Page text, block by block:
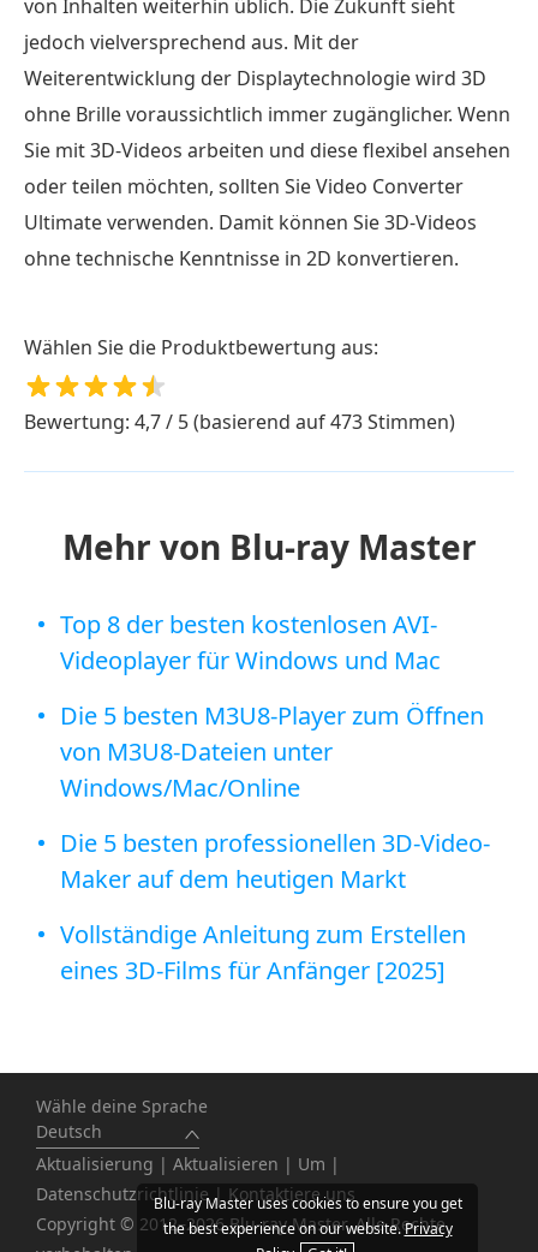
von Inhalten weiterhin üblich. Die Zukunft sieht
jedoch vielversprechend aus. Mit der
Weiterentwicklung der Displaytechnologie wird 3D
ohne Brille voraussichtlich immer zugänglicher. Wenn
Sie mit 3D-Videos arbeiten und diese flexibel ansehen
oder teilen möchten, sollten Sie Video Converter
Ultimate verwenden. Damit können Sie 3D-Videos
ohne technische Kenntnisse in 2D konvertieren.
Wählen Sie die Produktbewertung aus:
Bewertung: 4,7 / 5 (basierend auf 473 Stimmen)
Mehr von Blu-ray Master
Top 8 der besten kostenlosen AVI-
Videoplayer für Windows und Mac
Die 5 besten M3U8-Player zum Öffnen
von M3U8-Dateien unter
Windows/Mac/Online
Die 5 besten professionellen 3D-Video-
Maker auf dem heutigen Markt
Vollständige Anleitung zum Erstellen
eines 3D-Films für Anfänger [2025]
Aktualisierung | Aktualisieren | Um |
Datenschutzrichtlinie| Kontaktiere uns
Copyright © 2012–2026 Blu-ray Master. Alle Rechte
Wähle deine Sprache
Deutsch
Blu-ray Master uses cookies to ensure you get
the best experience on our website.Privacy